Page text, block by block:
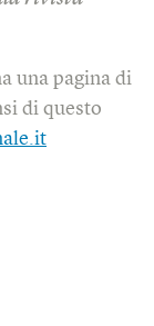
una pagina di
di questo